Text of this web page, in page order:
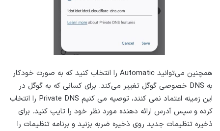
همچنین می‌توانید Automatic را انتخاب کنید که به ‌صورت خودکار
به DNS خصوصی گوگل تغییر می‌کند. برای کسانی که به گوگل در
این زمینه اعتماد نمی کنند، توصیه می کنیم Private DNS را انتخاب
کرده و سپس آدرس ارائه دهنده مورد نظر خود را تایپ کنید. برای
ذخیره تنظیمات جدید روی ذخیره ضربه بزنید و برنامه تنظیمات را